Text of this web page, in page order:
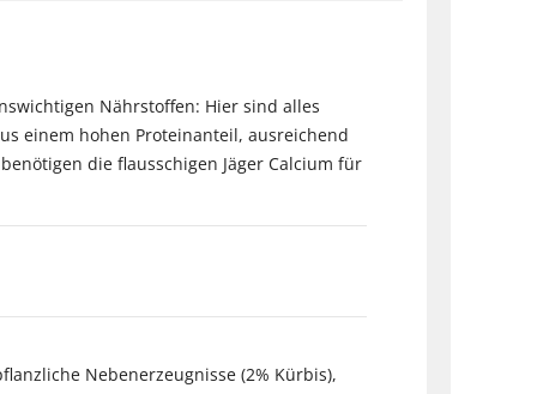
Nährstoffen: Hier sind alles
einem hohen Proteinanteil, ausreichend
die flausschigen Jäger Calcium für
Nebenerzeugnisse (2% Kürbis),